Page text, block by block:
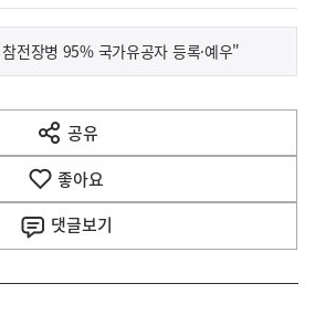
전장병 95% 국가유공자 등록·예우"
공유
열
기
좋아요
댓글보기